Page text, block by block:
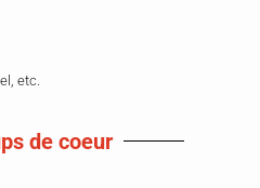
etc.
de coeur